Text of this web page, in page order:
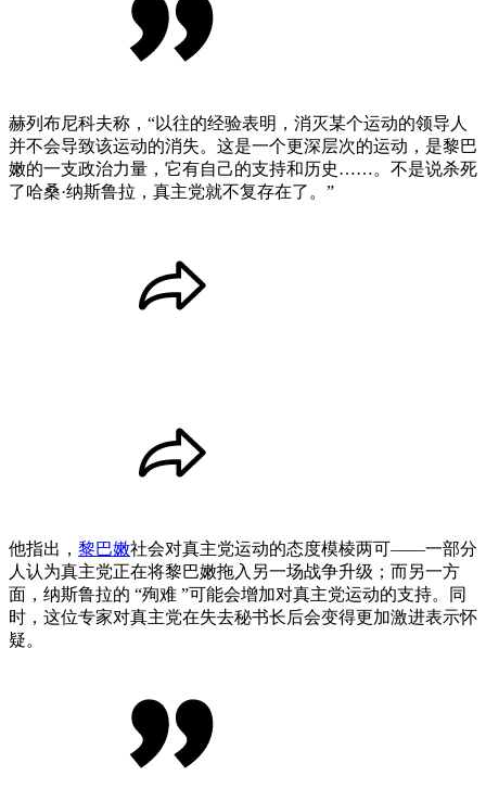
赫列布尼科夫称，“以往的经验表明，消灭某个运动的领导人
并不会导致该运动的消失。这是一个更深层次的运动，是黎巴
嫩的一支政治力量，它有自己的支持和历史……。不是说杀死
了哈桑·纳斯鲁拉，真主党就不复存在了。”
他指出， 黎巴嫩社会对真主党运动的态度模棱两可——一部分
人认为真主党正在将黎巴嫩拖入另一场战争升级；而另一方
面，纳斯鲁拉的 “殉难 ”可能会增加对真主党运动的支持。同
时，这位专家对真主党在失去秘书长后会变得更加激进表示怀
疑。